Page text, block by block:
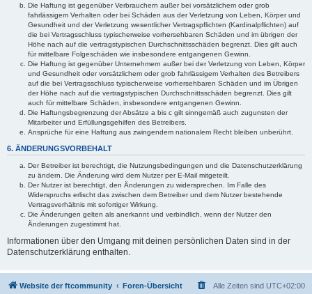
Die Haftung ist gegenüber Verbrauchern außer bei vorsätzlichem oder grob
fahrlässigem Verhalten oder bei Schäden aus der Verletzung von Leben, Körper und
Gesundheit und der Verletzung wesentlicher Vertragspflichten (Kardinalpflichten) auf
die bei Vertragsschluss typischerweise vorhersehbaren Schäden und im übrigen der
Höhe nach auf die vertragstypischen Durchschnittsschäden begrenzt. Dies gilt auch
für mittelbare Folgeschäden wie insbesondere entgangenen Gewinn.
Die Haftung ist gegenüber Unternehmern außer bei der Verletzung von Leben, Körper
und Gesundheit oder vorsätzlichem oder grob fahrlässigem Verhalten des Betreibers
auf die bei Vertragsschluss typischerweise vorhersehbaren Schäden und im Übrigen
der Höhe nach auf die vertragstypischen Durchschnittsschäden begrenzt. Dies gilt
auch für mittelbare Schäden, insbesondere entgangenen Gewinn.
Die Haftungsbegrenzung der Absätze a bis c gilt sinngemäß auch zugunsten der
Mitarbeiter und Erfüllungsgehilfen des Betreibers.
Ansprüche für eine Haftung aus zwingendem nationalem Recht bleiben unberührt.
6. ÄNDERUNGSVORBEHALT
Der Betreiber ist berechtigt, die Nutzungsbedingungen und die Datenschutzerklärung
zu ändern. Die Änderung wird dem Nutzer per E-Mail mitgeteilt.
Der Nutzer ist berechtigt, den Änderungen zu widersprechen. Im Falle des
Widerspruchs erlischt das zwischen dem Betreiber und dem Nutzer bestehende
Vertragsverhältnis mit sofortiger Wirkung.
Die Änderungen gelten als anerkannt und verbindlich, wenn der Nutzer den
Änderungen zugestimmt hat.
Informationen über den Umgang mit deinen persönlichen Daten sind in der
Datenschutzerklärung enthalten.
Website der ftcommunity Foren-Übersicht Alle Zeiten sind UTC+02:00